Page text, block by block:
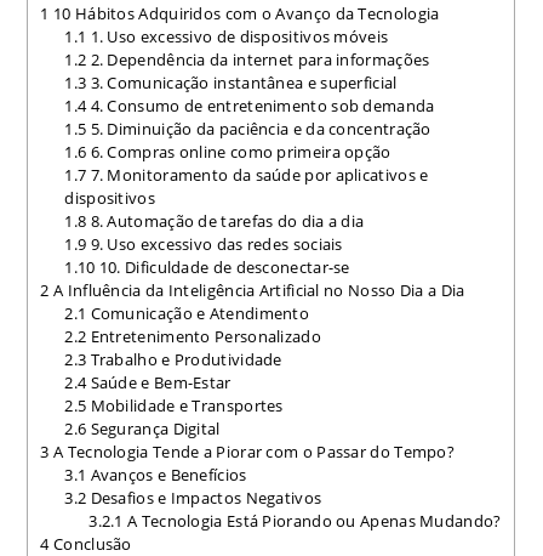
1 10 Hábitos Adquiridos com o Avanço da Tecnologia
1.1 1. Uso excessivo de dispositivos móveis
1.2 2. Dependência da internet para informações
1.3 3. Comunicação instantânea e superficial
1.44. Consumo de entretenimento sob demanda
1.5 5. Diminuição da paciência e da concentração
1.6 6. Compras online como primeira opção
1.7 7. Monitoramento da saúde por aplicativos e
dispositivos
1.8 8. Automação de tarefas do dia a dia
1.9 9. Uso excessivo das redes sociais
1.10 10. Dificuldade de desconectar-se
2 A Influência da Inteligência Artificial no Nosso Dia a Dia
2.1 Comunicação e Atendimento
2.2 Entretenimento Personalizado
2.3 Trabalho e Produtividade
2.4Saúde e Bem-Estar
2.5 Mobilidade e Transportes
2.6 Segurança Digital
3 A Tecnologia Tende a Piorar com o Passar do Tempo?
3.1 Avanços e Benefícios
3.2 Desafios e Impactos Negativos
3.2.1 A Tecnologia Está Piorando ou Apenas Mudando?
4Conclusão